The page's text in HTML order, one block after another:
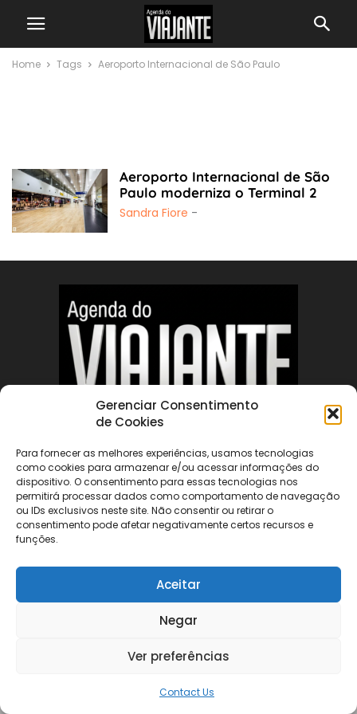
Gerenciar Consentimento
de Cookies
Para fornecer as melhores experiências, usamos tecnologias
como cookies para armazenar e/ou acessar informações do
dispositivo. O consentimento para essas tecnologias nos
permitirá processar dados como comportamento de navegação
ou IDs exclusivos neste site. Não consentir ou retirar o
consentimento pode afetar negativamente certos recursos e
funções.
Aceitar
Negar
Ver preferências
Contact Us
Home Tags Aeroporto Internacional de São Paulo
Aeroporto Internacional de São
Paulo moderniza o Terminal 2
Sandra Fiore -
ABOUT US
FOLLOW US
©